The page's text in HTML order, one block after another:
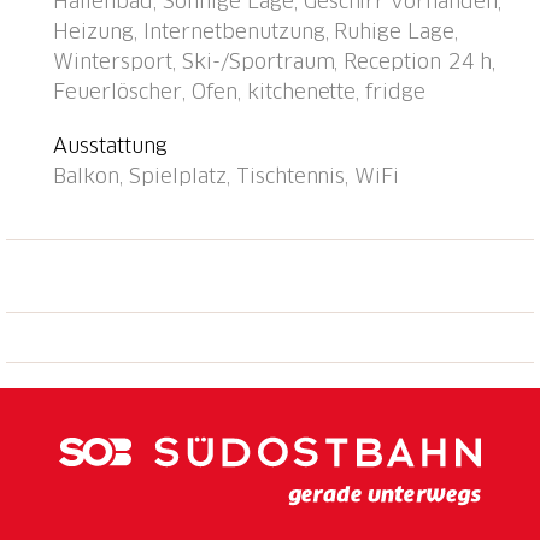
Restaurant 700 m, Bushaltestelle "Disentis/Mustér,
Pendicularas" 500 m, Bahnstation "Disentis" 2 km.
Luftseilbahn, Skilift, Skisportanlagen, Skipisten 700
m, Skibushaltestelle 50 m, Skischule 500 m,
Langlaufloipe 1.5 km, Kinderspielplatz 1 km.
Bekannte Skigebiete sind gut erreichbar: Ski Arena
Andermatt/Sedrun/Disentis. Bitte beachten: Weitere
genügender Schneelage auf Skiern erreichbar. 1
Uhr, Samstag 08:30-09:30 Uhr und 16:00-17:30 Uhr,
Dienstag/Donnerstag/Sonntag geschlossen.
Heizung, Internetbenutzung, Ruhige Lage,
Wintersport, Ski-/Sportraum, Reception 24 h,
Feuerlöscher, Ofen, kitchenette, fridge
Ausstattung
Balkon, Spielplatz, Tischtennis, WiFi